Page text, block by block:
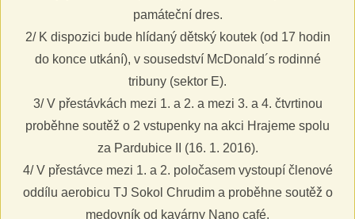
památeční dres.
2/ K dispozici bude hlídaný dětský koutek (od 17 hodin
do konce utkání), v sousedství McDonald´s rodinné
tribuny (sektor E).
3/ V přestávkách mezi 1. a 2. a mezi 3. a 4. čtvrtinou
proběhne soutěž o 2 vstupenky na akci Hrajeme spolu
za Pardubice II (16. 1. 2016).
4/ V přestávce mezi 1. a 2. poločasem vystoupí členové
oddílu aerobicu TJ Sokol Chrudim a proběhne soutěž o
medovník od kavárny Nano café.